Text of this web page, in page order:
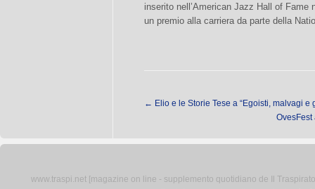
inserito nell’American Jazz Hall of Fame
un premio alla carriera da parte della
← Elio e le Storie Tese a “Egoisti, malvagi e
OvesFest
www.traspi.net [magazine on line - supplemento quotidiano de Il